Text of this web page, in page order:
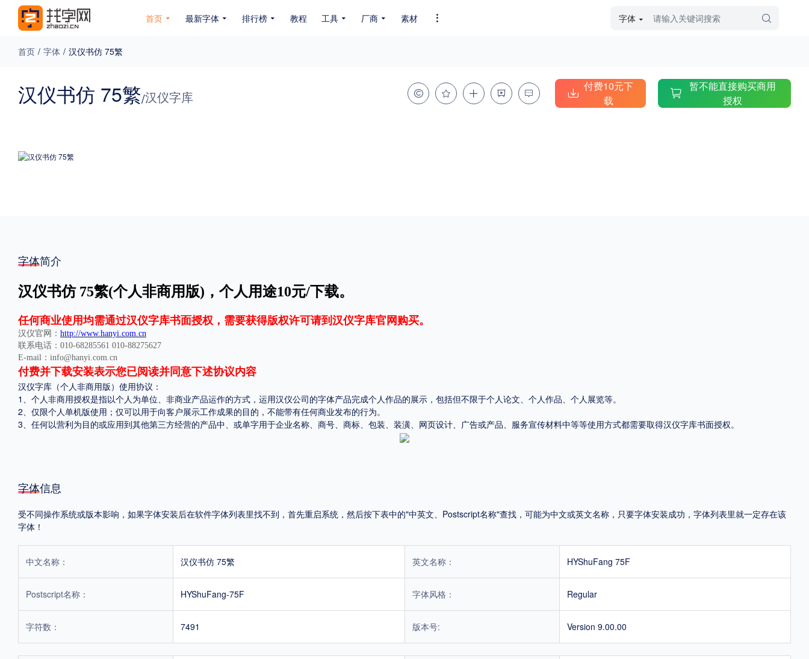
首页 最新字体
免费下载 收费下载 免费商用 无下载 GB18030 BIG5 SHIFT-JIS 硬笔手写 毛笔飞白 粉笔勾绘 个性书体
格式
.TTF .OTF .TTC
平台
适用电脑 适用手机
重要提示：本站提供的字体除标注“免费商用”的字体外，即使显示“免费下载 ”，商业用途也需购买商用授权！不能在线购买的请联系版权方，联系不到版权方不要商用，有侵权风险！
排行榜 教程 工具 厂商 素材 字体
首页 / 字体 / 汉仪书仿 75繁
汉仪书仿 75繁/汉仪字库
付费10元下
载
暂不能直接购买商用
授权
字体简介
汉仪书仿 75繁(个人非商用版)，个人用途10元/下载。
任何商业使用均需通过汉仪字库书面授权，需要获得版权许可请到 汉仪字库官网 购买。
汉仪官网： http://www.hanyi.com.cn
联系电话：010-68285561 010-88275627
E-mail：info@hanyi.com.cn
付费并下载安装表示您已阅读并同意下述协议内容
汉仪字库（个人非商用版）使用协议：
1、个人非商用授权是指以个人为单位、非商业产品运作的方式，运用汉仪公司的字体产品完成个人作品的展示，包括但不限于个人论文、个人作品、个人展览等。
2、仅限个人单机版使用；仅可以用于向客户展示工作成果的目的，不能带有任何商业发布的行为。
3、任何以营利为目的或应用到其他第三方经营的产品中、或单字用于企业名称、商号、商标、包装、装潢、网页设计、广告或产品、服务宣传材料中等等使用方式都需要取得汉仪字库书面授权。
字体信息
受不同操作系统或版本影响，如果字体安装后在软件字体列表里找不到，首先重启系统，然后按下表中的"中英文、Postscript名称"查找，可能为中文或英文名称，只要字体安装成功，字体列表里就一定存在该
字体！
中文名称： 汉仪书仿 75繁 英文名称： HYShuFang 75F
Postscript名称： HYShuFang-75F 字体风格： Regular
字符数： 7491 版本号: Version 9.00.00